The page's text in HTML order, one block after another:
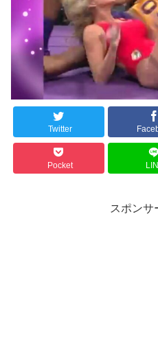
Twitter
Pocket
スポンサ